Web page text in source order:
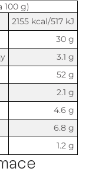
100 g)
2155 kcal/517 kJ
30 g
3.1 g
52 g
2.1 g
4.6 g
6.8 g
1.2 g